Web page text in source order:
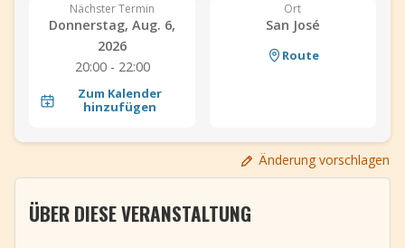
Salsa-Begriffe
TuneTempo
Nächster Termin
Donnerstag, Aug. 6,
2026
20:00 - 22:00
Zum Kalender
hinzufügen
Ort
San José
Route
Änderung vorschlagen
ÜBER DIESE VERANSTALTUNG